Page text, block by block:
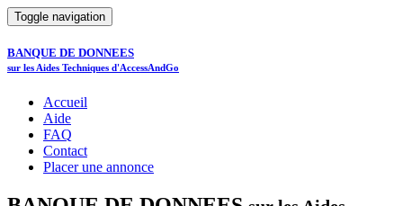
Toggle navigation
BANQUE DE DONNEES
sur les Aides Techniques d'AccessAndGo
Accueil
Aide
FAQ
Contact
Placer une annonce